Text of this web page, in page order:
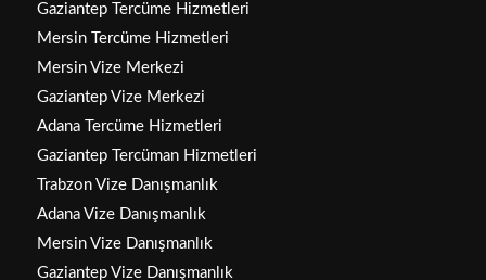
Gaziantep Tercüme Hizmetleri
Mersin Tercüme Hizmetleri
Mersin Vize Merkezi
Gaziantep Vize Merkezi
Adana Tercüme Hizmetleri
Gaziantep Tercüman Hizmetleri
Trabzon Vize Danışmanlık
Adana Vize Danışmanlık
Mersin Vize Danışmanlık
Gaziantep Vize Danışmanlık